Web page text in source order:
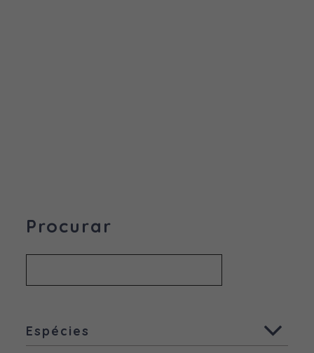
Procurar
Espécies